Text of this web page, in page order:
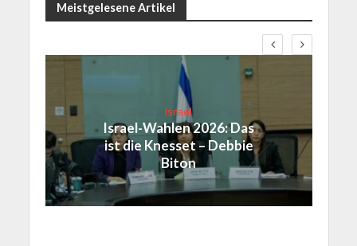
Meistgelesene Artikel
Israel
Israel-Wahlen 2026: Das
ist die Knesset – Debbie
Biton